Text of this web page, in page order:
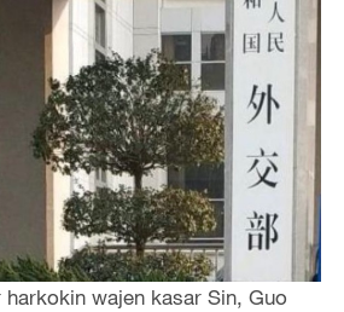
harkokin wajen kasar Sin, Guo